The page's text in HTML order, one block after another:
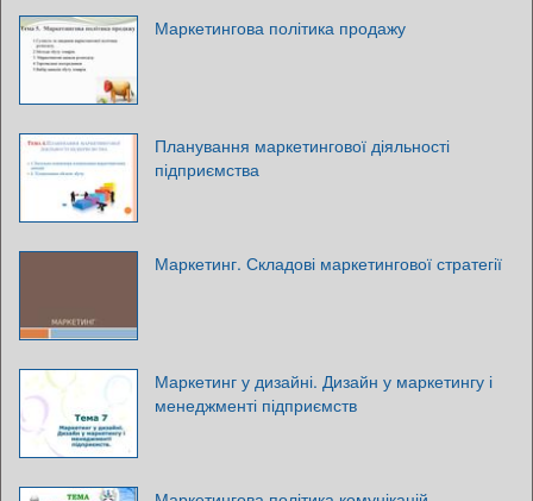
Маркетингова політика продажу
Планування маркетингової діяльності
підприємства
Маркетинг. Складові маркетингової стратегії
Маркетинг у дизайні. Дизайн у маркетингу і
менеджменті підприємств